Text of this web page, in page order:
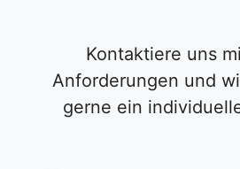
Kontaktiere uns
Anforderungen und
gerne ein